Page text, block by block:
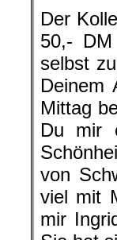
Der
50,-
selbst
Deinem
Mittag
Du mir
von
viel mit
mir